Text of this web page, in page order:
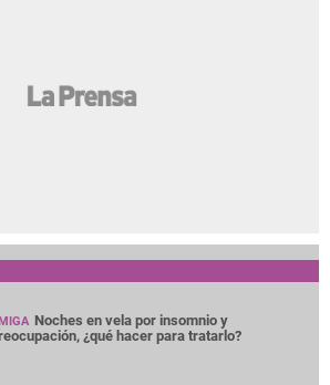
Noches en vela por insomnio y
¿qué hacer para tratarlo?